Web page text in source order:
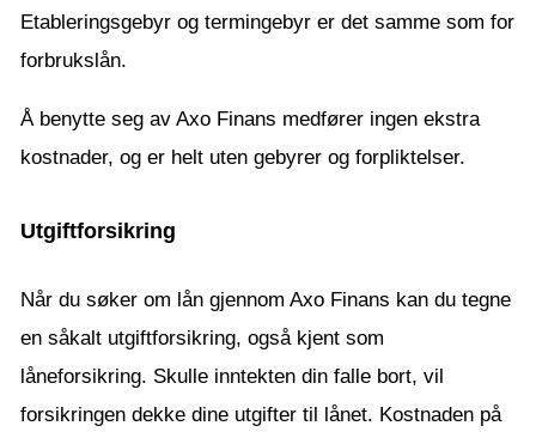
Etableringsgebyr og termingebyr er det samme som for
forbrukslån.
Å benytte seg av Axo Finans medfører ingen ekstra
kostnader, og er helt uten gebyrer og forpliktelser.
Utgiftforsikring
Når du søker om lån gjennom Axo Finans kan du tegne
en såkalt utgiftforsikring, også kjent som
låneforsikring. Skulle inntekten din falle bort, vil
forsikringen dekke dine utgifter til lånet. Kostnaden på